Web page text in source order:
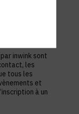
site d’un
d’un
inwink sont
les
tous les
et
à un